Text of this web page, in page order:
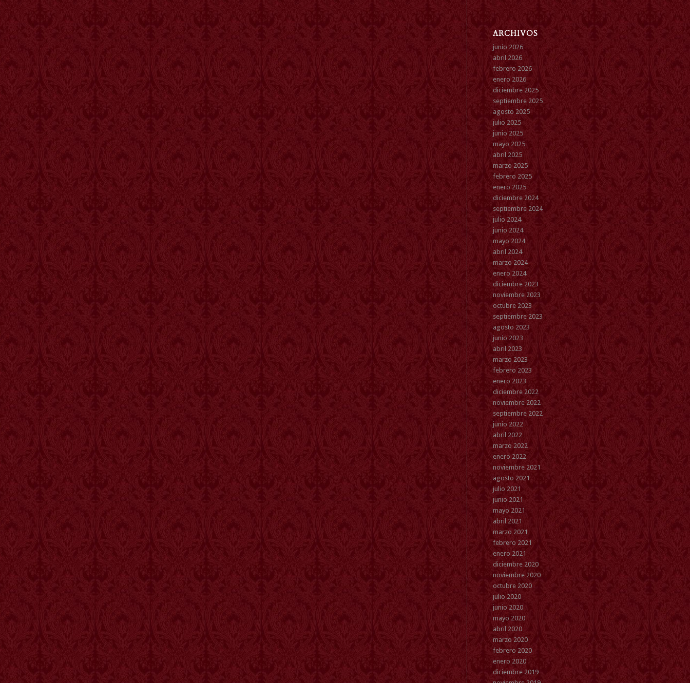
ARCHIVOS
junio 2026
abril 2026
febrero 2026
enero 2026
diciembre 2025
septiembre 2025
agosto 2025
julio 2025
junio 2025
mayo 2025
abril 2025
marzo 2025
febrero 2025
enero 2025
diciembre 2024
septiembre 2024
julio 2024
junio 2024
mayo 2024
abril 2024
marzo 2024
enero 2024
diciembre 2023
noviembre 2023
octubre 2023
septiembre 2023
agosto 2023
junio 2023
abril 2023
marzo 2023
febrero 2023
enero 2023
diciembre 2022
noviembre 2022
septiembre 2022
junio 2022
abril 2022
marzo 2022
enero 2022
noviembre 2021
agosto 2021
julio 2021
junio 2021
mayo 2021
abril 2021
marzo 2021
febrero 2021
enero 2021
diciembre 2020
noviembre 2020
octubre 2020
julio 2020
junio 2020
mayo 2020
abril 2020
marzo 2020
febrero 2020
enero 2020
diciembre 2019